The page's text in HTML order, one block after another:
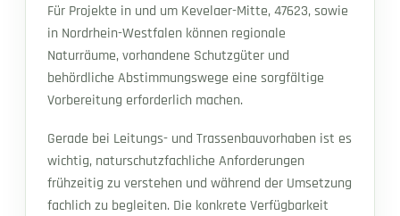
Für Projekte in und um Kevelaer-Mitte, 47623, sowie
in Nordrhein-Westfalen können regionale
Naturräume, vorhandene Schutzgüter und
behördliche Abstimmungswege eine sorgfältige
Vorbereitung erforderlich machen.
Gerade bei Leitungs- und Trassenbauvorhaben ist es
wichtig, naturschutzfachliche Anforderungen
frühzeitig zu verstehen und während der Umsetzung
fachlich zu begleiten. Die konkrete Verfügbarkeit